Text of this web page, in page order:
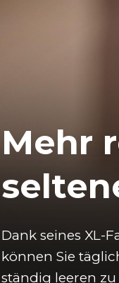
Mehr
Dank seines XL-
können Sie
ständig leeren